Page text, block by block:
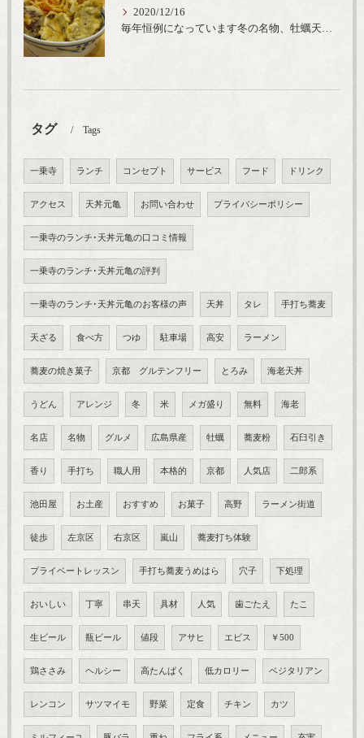
2020/12/16
タグ Tags
一乗寺 ランチ コンセプト サービス フード ドリンク
アクセス 天丼元亀 お問い合わせ プライバシーポリシー
一乗寺のランチ･天丼元亀の口コミ情報
一乗寺のランチ･天丼元亀の評判
一乗寺のランチ･天丼元亀のお客様の声 天丼 タレ 手打ち蕎麦
天ざる 食べ方 つゆ 駐車場 高安 ラーメン
蕎麦の焼き菓子 京都 グルテンフリー とろみ 海老天丼
うどん アレンジ 冬 米 メガ盛り 無料 海老
名店 名物 グルメ 広島県産 牡蠣 蕎麦粉 石臼引き
香り 手打ち 職人用 本格的 京都 人気店 二郎系
池田屋 お土産 おすすめ お菓子 高野 ラーメン街道
徒歩 左京区 右京区 嵐山 蕎麦打ち体験
プライベートレッスン 手打ち蕎麦うめはら 穴子 下処理
おいしい 丁寧 串天 具材 人気 歯ごたえ たこ
生ビール 瓶ビール 値段 アサヒ エビス ￥500
鶏ささみ ヘルシー 高たんぱく 低カロリー ベジタリアン
レンコン サツマイモ 野菜 定食 チキン カツ